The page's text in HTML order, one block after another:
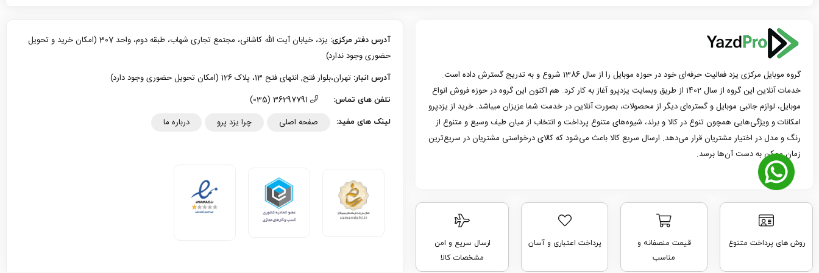
گروه موبایل مرکزی یزد فعالیت حرفه‌ای خود در حوزه موبایل را از سال 1386 شروع و به تدریج گسترش داده است.
خدمات آنلاین این گروه از سال 1402 از طریق وبسایت یزدپرو آغاز به کار کرد. هم اکنون این گروه در حوزه فروش انواع
موبایل، لوازم جانبی موبایل و گستره‌ای دیگر از محصولات، بصورت آنلاین در خدمت شما عزیزان میباشد. خرید از یزدپرو
امکانات و ویژگی‌هایی همچون تنوع در کالا و برند، شیوه‌های متنوع پرداخت و انتخاب از میان طیف وسیع و متنوع از
رنگ و مدل در اختیار مشتریان قرار می‌دهد. ارسال سریع کالا باعث می‌شود که کالای درخواستی مشتریان در سریع‌ترین
زمان ممکن به دست آن‌ها برسد.
روش های پرداخت متنوع
قیمت منصفانه و
مناسب
پرداخت اعتباری و آسان
ارسال سریع و امن
مشخصات کالا
آدرس دفتر مرکزی:
یزد، خیابان آیت الله کاشانی، مجتمع تجاری شهاب، طبقه دوم، واحد 307 (امکان خرید و تحویل
حضوری وجود ندارد)
آدرس انبار: تهران،بلوار فتح, انتهای فتح 13، پلاک 126 (امکان تحویل حضوری وجود دارد)
تلفن های تماس:
لینک های مفید: صفحه اصلی چرا یزد پرو درباره ما